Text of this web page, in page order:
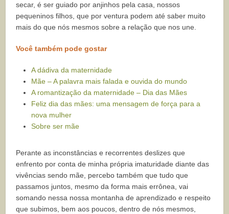
secar, é ser guiado por anjinhos pela casa, nossos
pequeninos filhos, que por ventura podem até saber muito
mais do que nós mesmos sobre a relação que nos une.
Você também pode gostar
A dádiva da maternidade
Mãe – A palavra mais falada e ouvida do mundo
A romantização da maternidade – Dia das Mães
Feliz dia das mães: uma mensagem de força para a
nova mulher
Sobre ser mãe
Perante as inconstâncias e recorrentes deslizes que
enfrento por conta de minha própria imaturidade diante das
vivências sendo mãe, percebo também que tudo que
passamos juntos, mesmo da forma mais errônea, vai
somando nessa nossa montanha de aprendizado e respeito
que subimos, bem aos poucos, dentro de nós mesmos,